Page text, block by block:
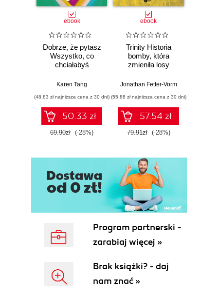
ebook
Dobrze, że pytasz
Wszystko, co
chciałabyś
zdrowiu
(ale nigdy Ci nie
powiedziano)
Karen Tang
(48,83 zł najniższa cena z 30 dni)
50.33 zł
69.90zł (-28%)
ebook
Trinity Historia
bomby, która
zmieniła losy
Jonathan Fetter-Vorm
(55,88 zł najniższa cena z 30 dni)
57.54 zł
79.91zł (-28%)
Program partnerski -
zarabiaj więcej »
Brak książki? - daj
nam znać »